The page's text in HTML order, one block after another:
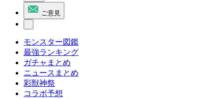
ご意見
モンスター図鑑
最強ランキング
ガチャまとめ
ニュースまとめ
彩獣神祭
コラボ予想